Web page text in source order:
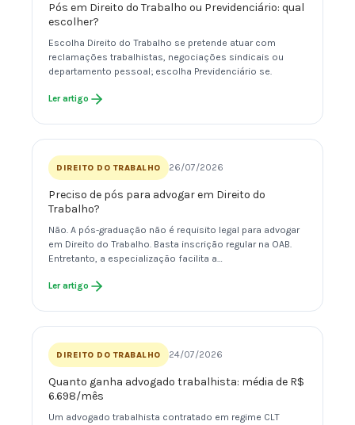
Pós em Direito do Trabalho ou Previdenciário: qual
escolher?
Escolha Direito do Trabalho se pretende atuar com
reclamações trabalhistas, negociações sindicais ou
departamento pessoal; escolha Previdenciário se.
Ler artigo
DIREITO DO TRABALHO 26/07/2026
Preciso de pós para advogar em Direito do
Trabalho?
Não. A pós-graduação não é requisito legal para advogar
em Direito do Trabalho. Basta inscrição regular na OAB.
Entretanto, a especialização facilita a…
Ler artigo
DIREITO DO TRABALHO 24/07/2026
Quanto ganha advogado trabalhista: média de R$
6.698/mês
Um advogado trabalhista contratado em regime CLT